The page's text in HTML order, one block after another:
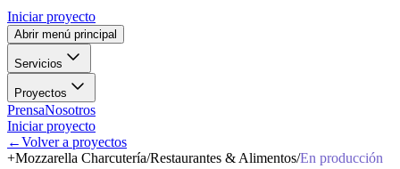
Iniciar proyecto
Abrir menú principal
Servicios
Proyectos
PrensaNosotros
Iniciar proyecto
←Volver a proyectos
+Mozzarella Charcutería/Restaurantes & Alimentos/En producción